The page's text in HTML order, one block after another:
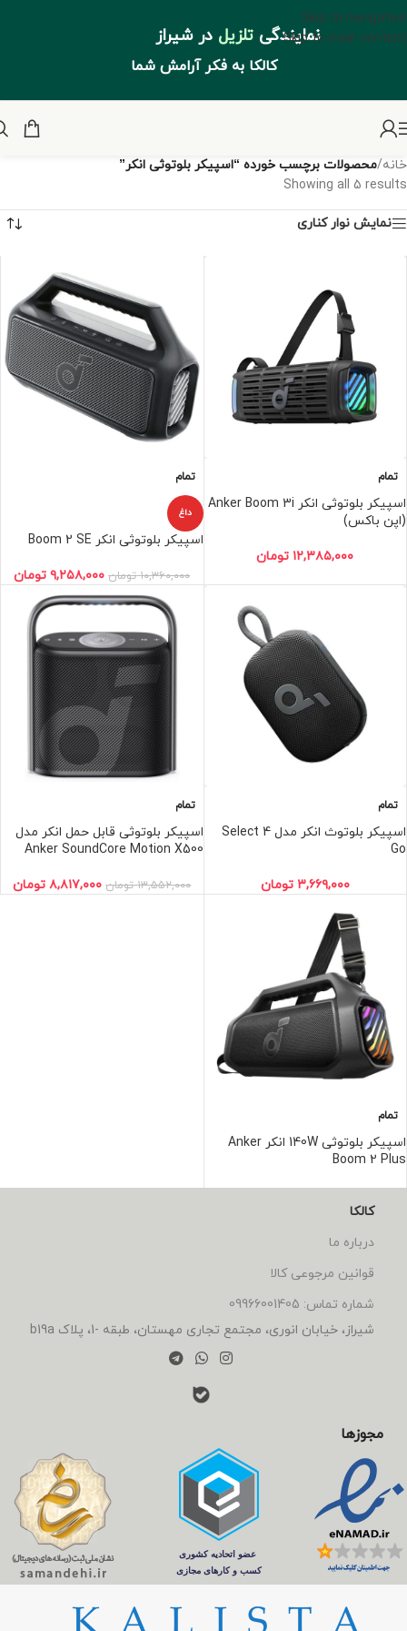
Skip to navigation
Skip to main content
نمایندگی تلزیل در شیراز
کالکا به فکر آرامش شما
خانه/محصولات برچسب خورده “اسپیکر بلوتوثی انکر”
Showing all 5 results
نمایش نوار کناری
تمام
اسپیکر بلوتوثی انکر Anker Boom 3i
(اپن باکس)
۱۲,۳۸۵,۰۰۰ تومان
تمام
داغ
اسپیکر بلوتوثی انکر Boom 2 SE
۱۰,۳۶۰,۰۰۰ تومان ۹,۲۵۸,۰۰۰ تومان
تمام
اسپیکر بلوتوث انکر مدل Select 4
Go
۳,۶۶۹,۰۰۰ تومان
تمام
اسپیکر بلوتوثی قابل حمل انکر مدل
Anker SoundCore Motion X500
۱۳,۵۵۲,۰۰۰ تومان ۸,۸۱۷,۰۰۰ تومان
تمام
اسپیکر بلوتوثی 140W انکر Anker
Boom 2 Plus
کالکا
درباره ما
قوانین مرجوعی کالا
شماره تماس: 09966001405
شیراز، خیابان انوری، مجتمع تجاری مهستان، طبقه -1، پلاک b19a
مجوزها